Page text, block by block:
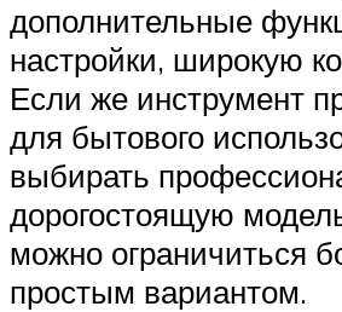
дополнительные
настройки, широкую
Если же инструмент
для бытового
выбирать
дорогостоящую
можно ограничиться
простым вариантом.